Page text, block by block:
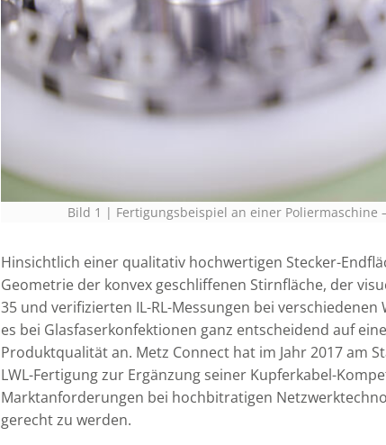
Bild 1 | Fertigungsbeispiel an einer Poliermaschine
Hinsichtlich einer qualitativ hochwertigen Stecker-
Geometrie der konvex geschliffenen Stirnfläche, der
35 und verifizierten IL-RL-Messungen bei
es bei Glasfaserkonfektionen ganz entscheidend auf
Produktqualität an. Metz Connect hat im Jahr 2017 am
LWL-Fertigung zur Ergänzung seiner Kupferkabel-
Marktanforderungen bei hochbitratigen
gerecht zu werden.